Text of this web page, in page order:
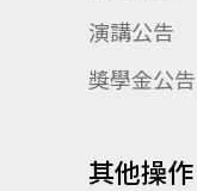
演講公告
獎學金公告
其他操作